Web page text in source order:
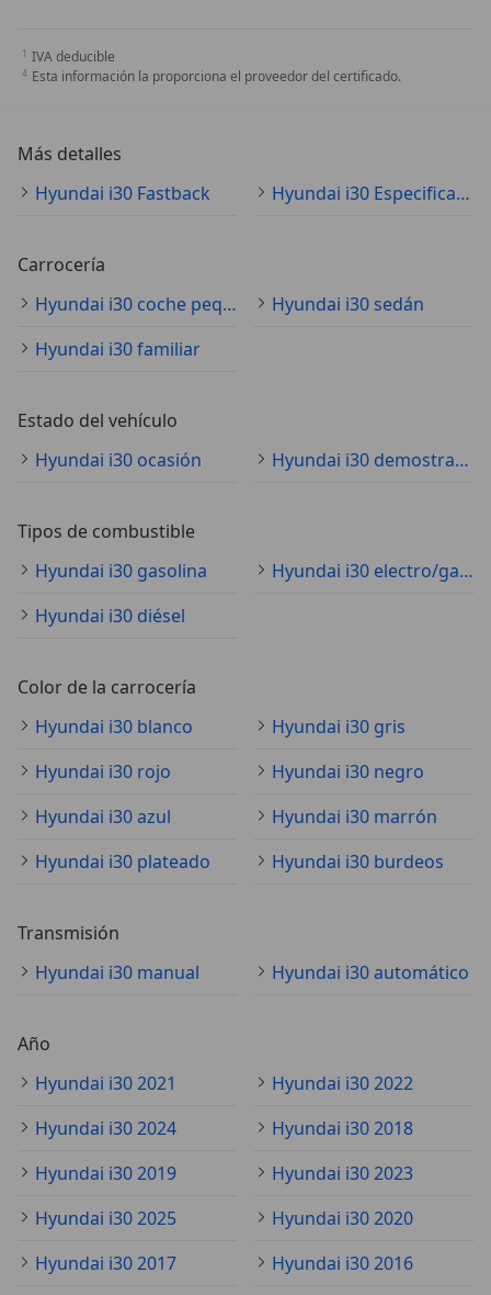
IVA deducible
Esta información la proporciona el proveedor del certificado.
Más detalles
Hyundai i30 Fastback
Hyundai i30 Especificaciones técnicas
Carrocería
Hyundai i30 coche pequeño
Hyundai i30 sedán
Hyundai i30 familiar
Estado del vehículo
Hyundai i30 ocasión
Hyundai i30 demostración
Tipos de combustible
Hyundai i30 gasolina
Hyundai i30 electro/gasolina
Hyundai i30 diésel
Color de la carrocería
Hyundai i30 blanco
Hyundai i30 gris
Hyundai i30 rojo
Hyundai i30 negro
Hyundai i30 azul
Hyundai i30 marrón
Hyundai i30 plateado
Hyundai i30 burdeos
Transmisión
Hyundai i30 manual
Hyundai i30 automático
Año
Hyundai i30 2021
Hyundai i30 2022
Hyundai i30 2024
Hyundai i30 2018
Hyundai i30 2019
Hyundai i30 2023
Hyundai i30 2025
Hyundai i30 2020
Hyundai i30 2017
Hyundai i30 2016